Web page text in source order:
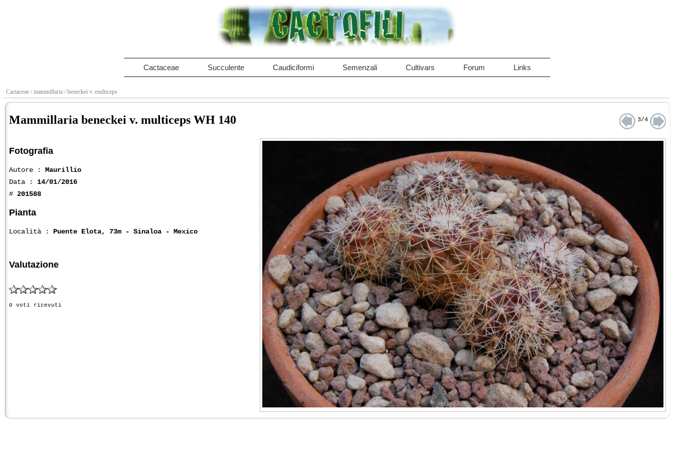
Cactaceae Succulente Caudiciformi Semenzali Cultivars Forum Links
Cactaceae / mammillaria / beneckei v. multiceps
Mammillaria beneckei v. multiceps WH 140 3/4
Fotografia
Autore : Maurillio
Data : 14/01/2016
# 201588
Pianta
Località : Puente Elota, 73m - Sinaloa - Mexico
Valutazione
0 voti ricevuti